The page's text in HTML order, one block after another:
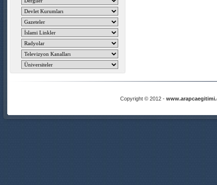
Copyright © 2012 -